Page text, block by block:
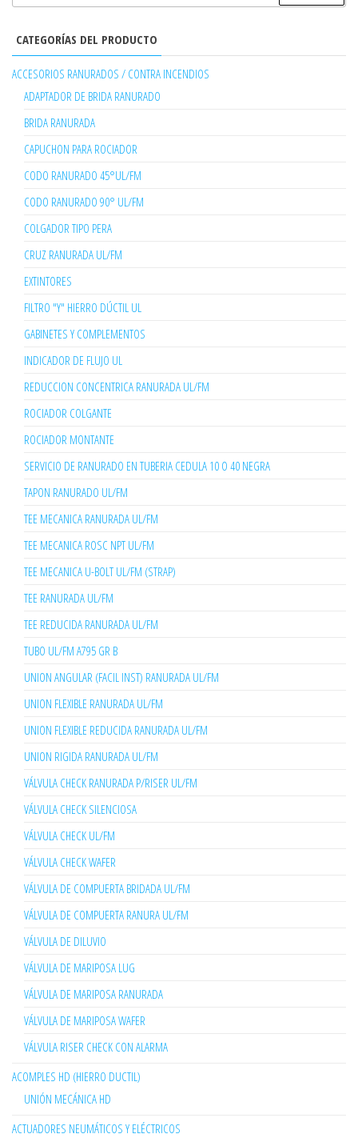
CATEGORÍAS DEL PRODUCTO
ACCESORIOS RANURADOS / CONTRA INCENDIOS
ADAPTADOR DE BRIDA RANURADO
BRIDA RANURADA
CAPUCHON PARA ROCIADOR
CODO RANURADO 45°UL/FM
CODO RANURADO 90° UL/FM
COLGADOR TIPO PERA
CRUZ RANURADA UL/FM
EXTINTORES
FILTRO "Y" HIERRO DÚCTIL UL
GABINETES Y COMPLEMENTOS
INDICADOR DE FLUJO UL
REDUCCION CONCENTRICA RANURADA UL/FM
ROCIADOR COLGANTE
ROCIADOR MONTANTE
SERVICIO DE RANURADO EN TUBERIA CEDULA 10 O 40 NEGRA
TAPON RANURADO UL/FM
TEE MECANICA RANURADA UL/FM
TEE MECANICA ROSC NPT UL/FM
TEE MECANICA U-BOLT UL/FM (STRAP)
TEE RANURADA UL/FM
TEE REDUCIDA RANURADA UL/FM
TUBO UL/FM A795 GR B
UNION ANGULAR (FACIL INST) RANURADA UL/FM
UNION FLEXIBLE RANURADA UL/FM
UNION FLEXIBLE REDUCIDA RANURADA UL/FM
UNION RIGIDA RANURADA UL/FM
VÁLVULA CHECK RANURADA P/RISER UL/FM
VÁLVULA CHECK SILENCIOSA
VÁLVULA CHECK UL/FM
VÁLVULA CHECK WAFER
VÁLVULA DE COMPUERTA BRIDADA UL/FM
VÁLVULA DE COMPUERTA RANURA UL/FM
VÁLVULA DE DILUVIO
VÁLVULA DE MARIPOSA LUG
VÁLVULA DE MARIPOSA RANURADA
VÁLVULA DE MARIPOSA WAFER
VÁLVULA RISER CHECK CON ALARMA
ACOMPLES HD (HIERRO DUCTIL)
UNIÓN MECÁNICA HD
ACTUADORES NEUMÁTICOS Y ELÉCTRICOS